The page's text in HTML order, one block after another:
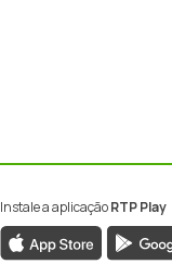
Instale a aplicaçãoRTP Play